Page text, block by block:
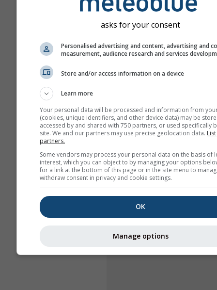
asks for your consent
Personalised advertising and content, advertising and
measurement, audience research and services
Store and/or access information on a device
Learn more
Your personal data will be processed and information from
(cookies, unique identifiers, and other device data) may be
accessed by and shared with 750 partners, or used specifically
site. We and our partners may use precise geolocation data.
partners.
Some vendors may process your personal data on the basis of
interest, which you can object to by managing your options
for a link at the bottom of this page or in the site menu to
withdraw consent in privacy and cookie settings.
OK
Manage options